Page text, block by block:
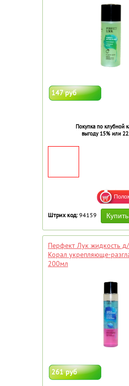
147 руб
Покупка по клубной
выгоду 15% или
Штрих код: 94159
Перфект Лук жидкость д/
Корал укрепляюще-
200мл
261 руб